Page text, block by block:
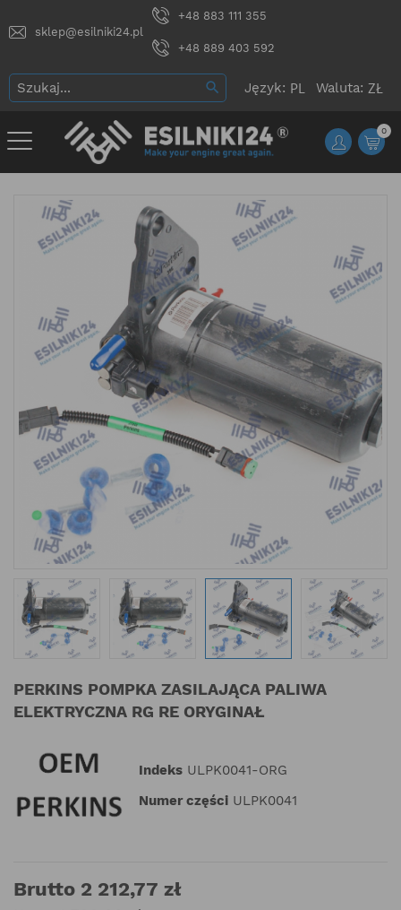
sklep@esilniki24.pl
+48 883 111 355
+48 889 403 592
Język: Waluta:
0
PERKINS POMPKA ZASILAJĄCA PALIWA
ELEKTRYCZNA RG RE ORYGINAŁ
Indeks ULPK0041-ORG
Numer części ULPK0041
Brutto 2 212,77 zł